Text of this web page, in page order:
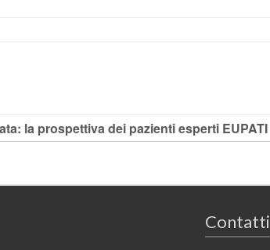
la prospettiva dei pazienti esperti EUPATI
Contatti